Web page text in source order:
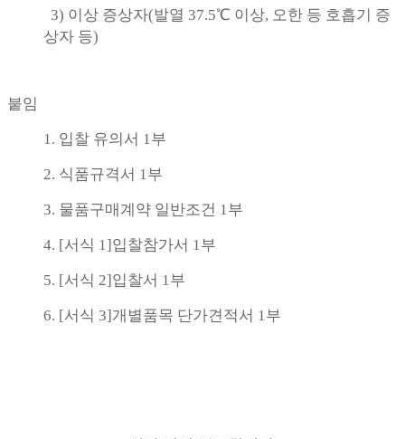
3) 이상 증상자(발열 37.5℃ 이상, 오한 등 호흡기 증
상자 등)
붙임
1. 입찰 유의서 1부
2. 식품규격서 1부
3. 물품구매계약 일반조건 1부
4. [서식 1]입찰참가서 1부
5. [서식 2]입찰서 1부
6. [서식 3]개별품목 단가견적서 1부